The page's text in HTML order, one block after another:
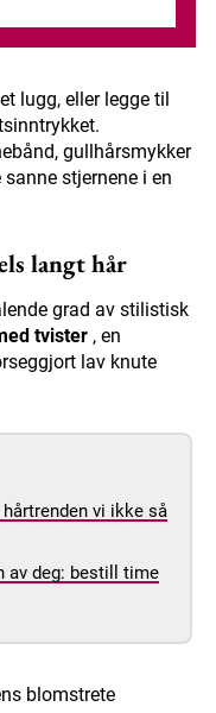
lugg, eller legge til
gullhårsmykker
stjernene i en
langt hår
grad av stilistisk
tvister , en
lav knute
vi ikke så
av deg: bestill time
blomstrete